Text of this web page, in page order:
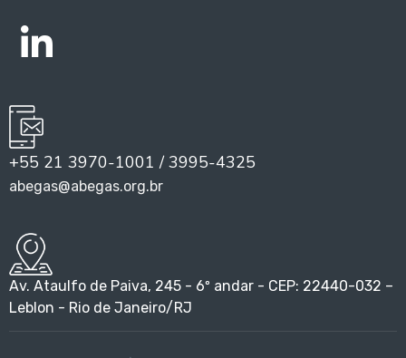
+55 21 3970-1001 / 3995-4325
abegas@abegas.org.br
Av. Ataulfo de Paiva, 245 - 6º andar - CEP: 22440-032 –
Leblon - Rio de Janeiro/RJ